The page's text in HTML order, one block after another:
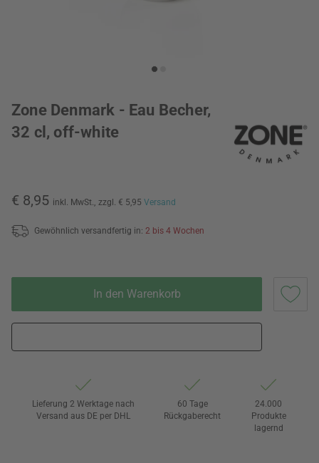
Zone Denmark - Eau Becher,
32 cl, off-white
€ 8,95 inkl. MwSt., zzgl. € 5,95 Versand
Gewöhnlich versandfertig in: 2 bis 4 Wochen
In den Warenkorb
Lieferung 2 Werktage nach
Versand aus DE per DHL
60 Tage
Rückgaberecht
24.000
Produkte
lagernd